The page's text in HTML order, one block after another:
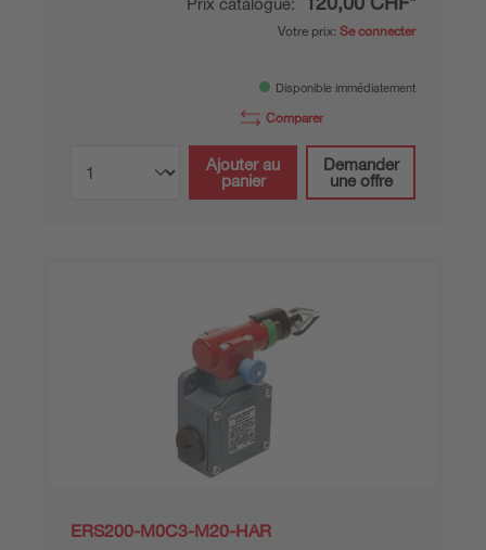
Votre prix: Se connecter
Disponible immédiatement
Comparer
Ajouter au
panier
Demander
une offre
ERS200-M0C3-M20-HAR